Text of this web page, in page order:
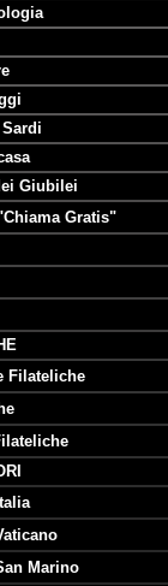
Giubilei
Gratis"
Filateliche
Marino